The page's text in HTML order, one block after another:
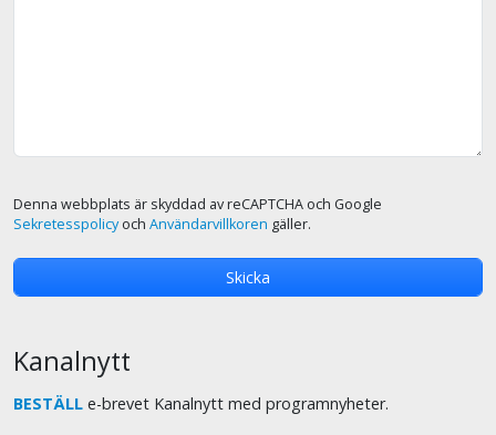
Denna webbplats är skyddad av reCAPTCHA och Google
Sekretesspolicyoch Användarvillkoren gäller.
Kanalnytt
BESTÄLL e-brevet Kanalnytt med programnyheter.